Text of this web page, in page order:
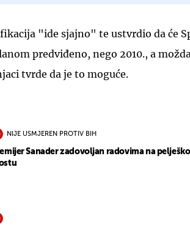
"ide sjajno" te ustvrdio da će
predviđeno, nego 2010., a
tvrde da je to moguće.
NIJE USMJEREN PROTIV BIH
Sanader zadovoljan radovima na